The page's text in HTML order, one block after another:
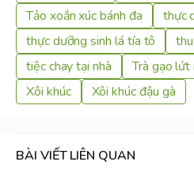
Tảo xoắn xúc bánh đa
thực
thực dưỡng sinh lá tía tô
tiệc chay tại nhà
Trà gạo lứt
Xôi khúc
Xôi khúc đậu gà
BÀI VIẾT LIÊN QUAN